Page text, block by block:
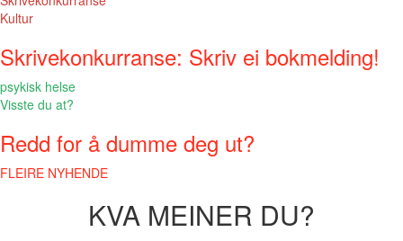
Kultur
Skrivekonkurranse: Skriv ei bokmelding!
psykisk helse
Visste du at?
Redd for å dumme deg ut?
FLEIRE NYHENDE
KVA MEINER DU?